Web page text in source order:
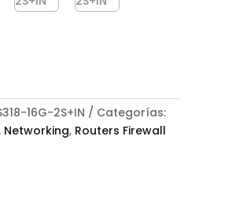
16G-2S+IN
Categorías:
Networking, Routers Firewall